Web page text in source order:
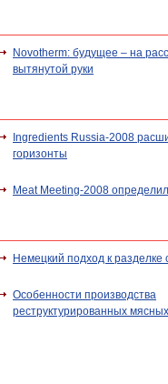
Novotherm: будущее – на
вытянутой руки
Ingredients Russia-2008
горизонты
Meat Meeting-2008
Немецкий подход к разделке
Особенности производства
реструктурированных